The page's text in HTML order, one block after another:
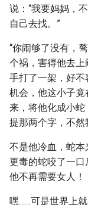
说：“我要妈妈，
自己去找。”
“你闹够了没有，
个祸，害得他去
手打了一架，好
机会，他这小子
来，将他化成小蛇
提那两个字，不然
不是他冷血，蛇
更毒的蛇咬了一
他不再需要女人！
嘿……可是世界上就